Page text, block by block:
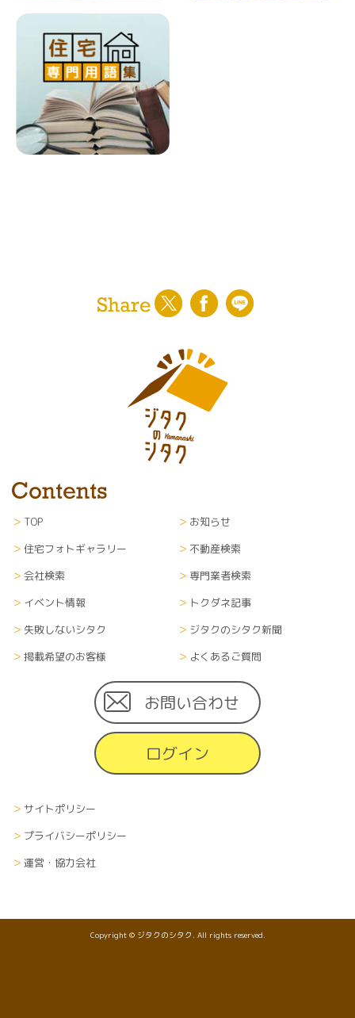
TOP
お知らせ
住宅フォトギャラリー
不動産検索
会社検索
専門業者検索
イベント情報
トクダネ記事
失敗しないシタク
ジタクのシタク新聞
掲載希望のお客様
よくあるご質問
お問い合わせ
ログイン
サイトポリシー
プライバシーポリシー
運営・協力会社
Copyright © ジタクのシタク. All rights reserved.